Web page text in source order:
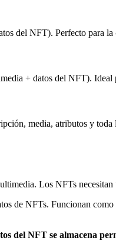
del NFT). Perfecto para
+ datos del NFT). Ideal
media, atributos y
Los NFTs
de NFTs. Funcionan
del NFT se almacena